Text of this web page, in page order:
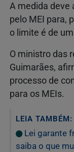
A medida deve
pelo MEI para,
o limite é de
O ministro das
Guimarães,
processo de
para os MEIs.
LEIA TAMBÉM:
Lei garante
saiba o que